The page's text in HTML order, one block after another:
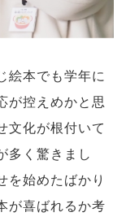
絵本でも学年に
が控えめかと思
文化が根付いて
多く驚きまし
を始めたばかり
が喜ばれるか考